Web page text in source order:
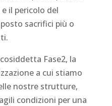
il pericolo del
sacrifici più o
Fase2, la
a cui stiamo
nostre strutture,
condizioni per una